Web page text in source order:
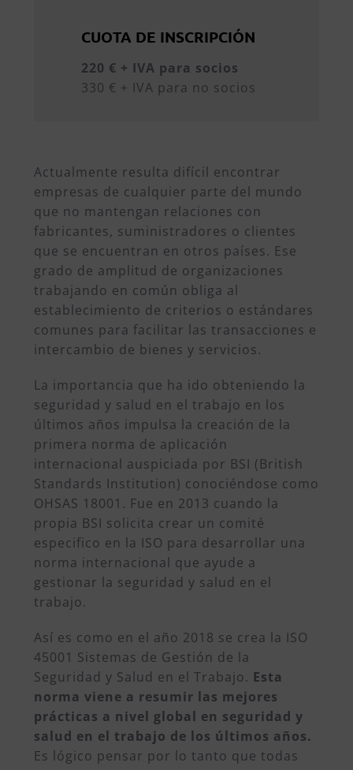
CUOTA DE INSCRIPCIÓN
220 € + IVA para socios
330 € + IVA para no socios
Actualmente resulta difícil encontrar
empresas de cualquier parte del mundo
que no mantengan relaciones con
fabricantes, suministradores o clientes
que se encuentran en otros países. Ese
grado de amplitud de organizaciones
trabajando en común obliga al
establecimiento de criterios o estándares
comunes para facilitar las transacciones e
intercambio de bienes y servicios.
La importancia que ha ido obteniendo la
seguridad y salud en el trabajo en los
últimos años impulsa la creación de la
primera norma de aplicación
internacional auspiciada por BSI (British
Standards Institution) conociéndose como
OHSAS 18001. Fue en 2013 cuando la
propia BSI solicita crear un comité
especifico en la ISO para desarrollar una
norma internacional que ayude a
gestionar la seguridad y salud en el
trabajo.
Así es como en el año 2018 se crea la ISO
45001 Sistemas de Gestión de la
Seguridad y Salud en el Trabajo. Esta
norma viene a resumir las mejores
prácticas a nivel global en seguridad y
salud en el trabajo de los últimos años.
Es lógico pensar por lo tanto que todas